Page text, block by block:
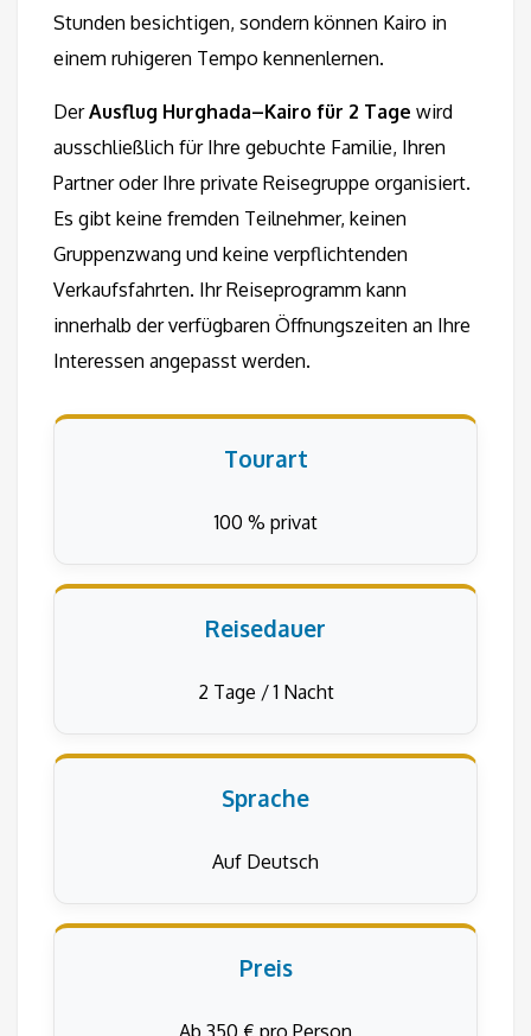
Stunden besichtigen, sondern können Kairo in
einem ruhigeren Tempo kennenlernen.
DerAusflug Hurghada–Kairo für 2 Tage wird
ausschließlich für Ihre gebuchte Familie, Ihren
Partner oder Ihre private Reisegruppe organisiert.
Es gibt keine fremden Teilnehmer, keinen
Gruppenzwang und keine verpflichtenden
Verkaufsfahrten. Ihr Reiseprogramm kann
innerhalb der verfügbaren Öffnungszeiten an Ihre
Interessen angepasst werden.
Tourart
100 % privat
Reisedauer
2 Tage / 1 Nacht
Sprache
Auf Deutsch
Preis
Ab 350 € pro Person